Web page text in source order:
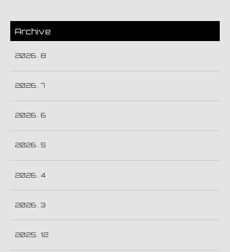
Archive
2026 . 8
2026 . 7
2026 . 6
2026 . 5
2026 . 4
2026 . 3
2025 . 12